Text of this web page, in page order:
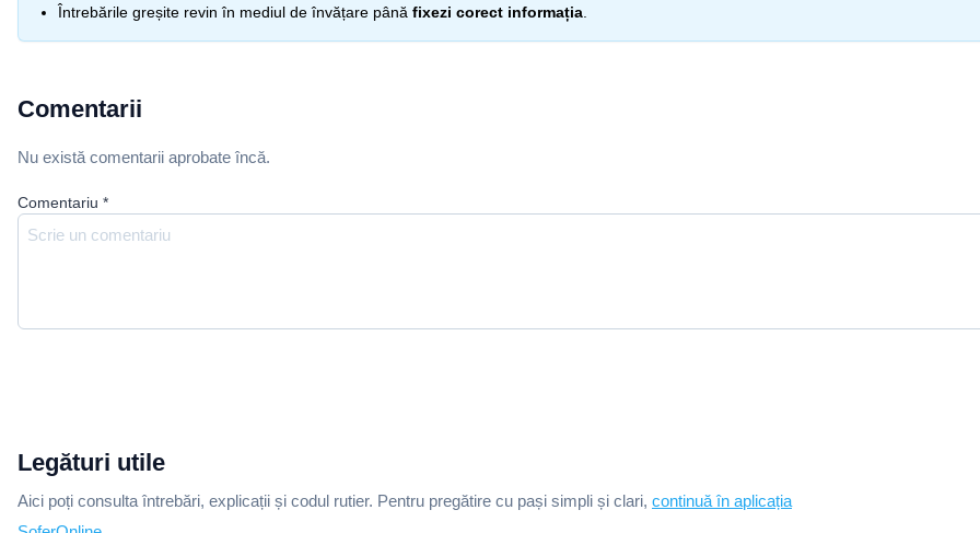
Întrebările greșite revin în mediul de învățare până fixezi corect informația
Comentarii
Nu există comentarii aprobate încă.
Comentariu *
Legături utile
Aici poți consulta întrebări, explicații și codul rutier. Pentru pregătire cu pași simpli și clari, continuă în aplicația